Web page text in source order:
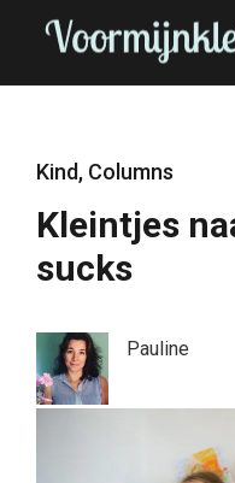
Kind, Columns
Kleintjes
sucks
Pauline